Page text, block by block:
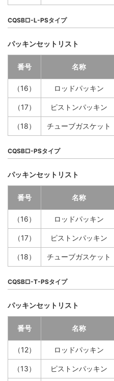
CQSB□-L-PSタイプ
パッキンセットリスト
番号 名称
（16） ロッドパッキン
（17） ピストンパッキン
（18） チューブガスケット
CQSB□-PSタイプ
パッキンセットリスト
番号 名称
（16） ロッドパッキン
（17） ピストンパッキン
（18） チューブガスケット
CQSB□-T-PSタイプ
パッキンセットリスト
番号 名称
（12） ロッドパッキン
（13） ピストンパッキン